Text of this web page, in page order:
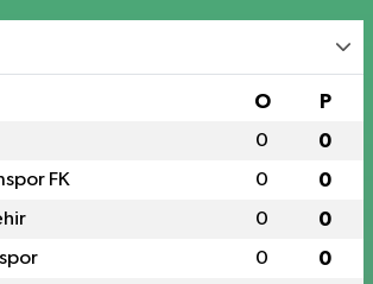
O P
0 0
FK 0 0
0 0
0 0